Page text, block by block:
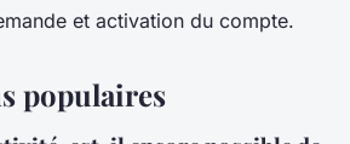
et activation du compte.
populaires